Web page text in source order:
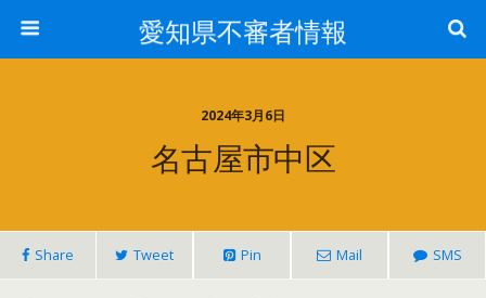
愛知県不審者情報
2024年3月6日
名古屋市中区
Share Tweet Pin Mail SMS